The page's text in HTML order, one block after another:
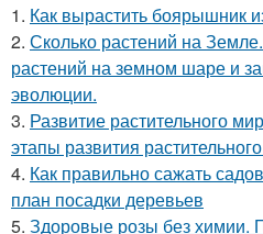
1. Как вырастить боярышник
2. Сколько растений на
растений на земном шаре и
эволюции.
3. Развитие растительного
этапы развития
4. Как правильно сажать
план посадки деревьев
5. Здоровые розы без химии.